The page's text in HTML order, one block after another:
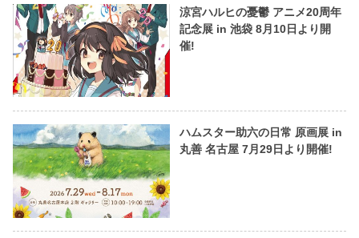
涼宮ハルヒの憂鬱 アニメ20周年
記念展 in 池袋 8月10日より開
催!
ハムスター助六の日常 原画展 in
丸善 名古屋 7月29日より開催!